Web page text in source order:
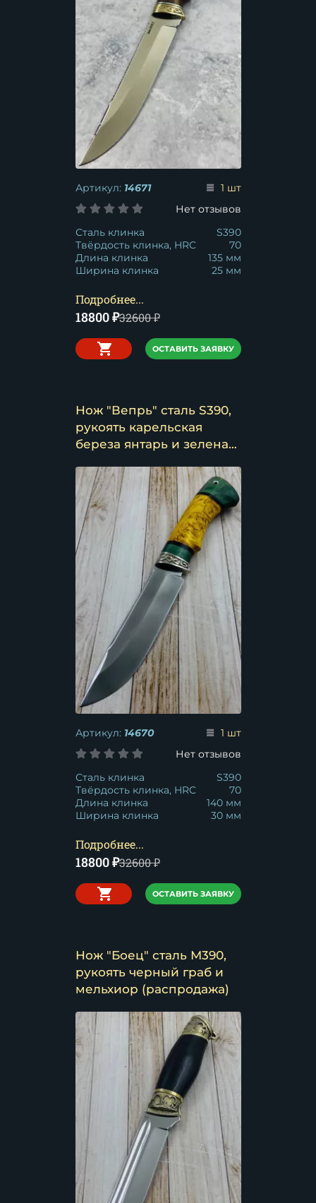
Артикул: 14671
1 шт
Нет отзывов
Сталь клинка
S390
Твёрдость клинка, HRC
70
Длина клинка
135 мм
Ширина клинка
25 мм
Подробнее...
18800₽32600₽
ОСТАВИТЬ ЗАЯВКУ
Нож "Вепрь" сталь S390,
рукоять карельская
береза янтарь и зеленая
Артикул: 14670
1 шт
Нет отзывов
Сталь клинка
S390
Твёрдость клинка, HRC
70
Длина клинка
140 мм
Ширина клинка
30 мм
Подробнее...
18800₽32600₽
ОСТАВИТЬ ЗАЯВКУ
Нож "Боец" сталь М390,
рукоять черный граб и
мельхиор (распродажа)